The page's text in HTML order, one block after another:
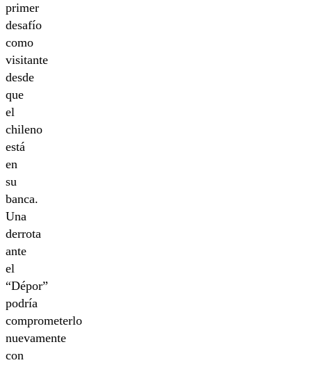
primer
desafío
como
visitante
desde
que
el
chileno
está
en
su
banca.
Una
derrota
ante
el
“Dépor”
podría
comprometerlo
nuevamente
con